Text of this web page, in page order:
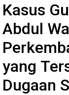
Kasus
Abdul
yang
Dugaan